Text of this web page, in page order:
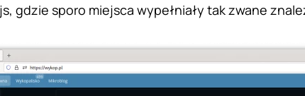
gdzie sporo miejsca wypełniały tak zwane